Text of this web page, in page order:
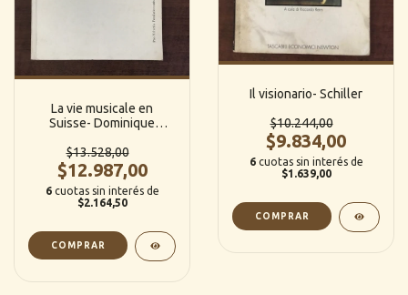
La vie musicale en
Suisse- Dominique
$13.528,00
$12.987,00
6 cuotas sin interés de
$2.164,50
Il visionario- Schiller
$10.244,00
$9.834,00
6 cuotas sin interés de
$1.639,00